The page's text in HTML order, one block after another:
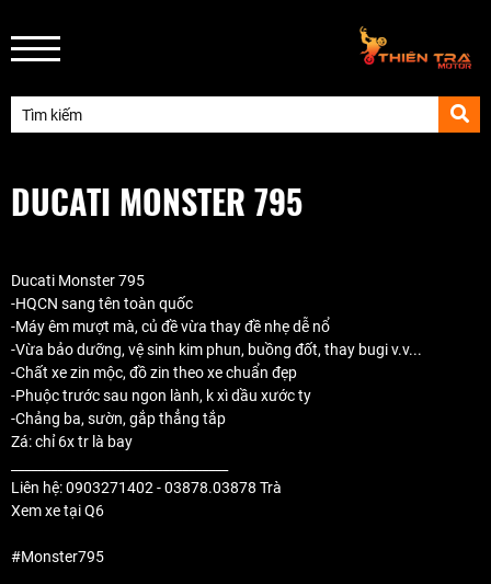
DUCATI MONSTER 795
Ducati Monster 795
-HQCN sang tên toàn quốc
-Máy êm mượt mà, củ đề vừa thay đề nhẹ dễ nổ
-Vừa bảo dưỡng, vệ sinh kim phun, buồng đốt, thay bugi v.v...
-Chất xe zin mộc, đồ zin theo xe chuẩn đẹp
-Phuộc trước sau ngon lành, k xì dầu xước ty
-Chảng ba, sườn, gắp thẳng tắp
Zá: chỉ 6x tr là bay
Liên hệ: 0903271402 - 03878.03878 Trà
Xem xe tại Q6
#Monster795